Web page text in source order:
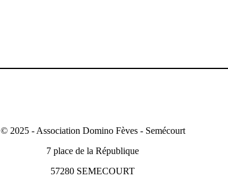
© 2025 - Association Domino Fèves - Semécourt
7 place de la République
57280 SEMECOURT